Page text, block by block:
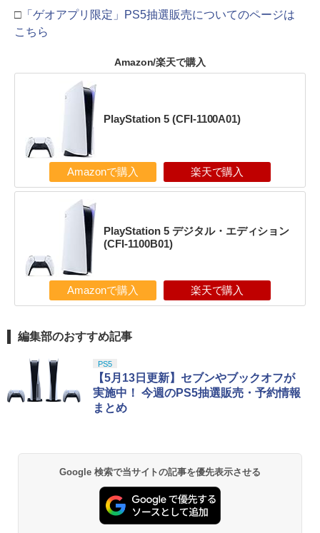
□ 「ゲオアプリ限定」PS5抽選販売についてのページは
こちら
Amazon/楽天で購入
PlayStation 5 (CFI-1100A01)
Amazonで購入 楽天で購入
PlayStation 5 デジタル・エディション
(CFI-1100B01)
Amazonで購入 楽天で購入
編集部のおすすめ記事
PS5
【5月13日更新】セブンやブックオフが
実施中！ 今週のPS5抽選販売・予約情報
まとめ
Google 検索で当サイトの記事を優先表示させる